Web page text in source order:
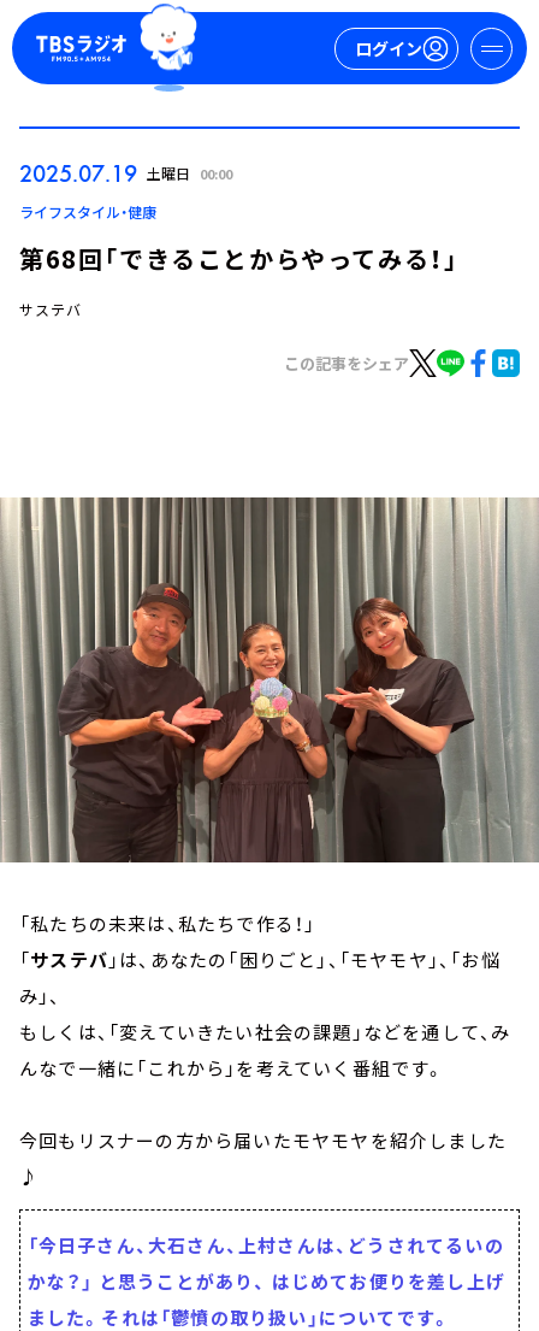
ログイン
ログイン
トピックス
TBS Podcast
お知らせ
イベント・グッズ
YouTube
会社情報
2025.07.19 土曜日 00:00
ライフスタイル・健康
第68回「できることからやってみる！」
サステバ
この記事をシェア
「私たちの未来は、私たちで作る！」
「サステバ 」は、あなたの「困りごと」、「モヤモヤ」、「お悩
み」、
もしくは、「変えていきたい社会の課題」などを通して、み
んなで一緒に「これから」を考えていく番組です。
今回もリスナーの方から届いたモヤモヤを紹介しました
♪
「今日子さん、大石さん、上村さんは、どうされてるいの
かな？」 と思うことがあり、 はじめてお便りを差し上げ
ました。それは「鬱憤の取り扱い」についてです。